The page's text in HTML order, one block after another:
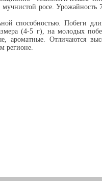
росе. Урожайность
способностью. Побеги
(4-5 г), на молодых
ароматные. Отличаются
регионе.